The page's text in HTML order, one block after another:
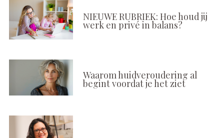
NIEUWE RUBRIEK: Hoe houd jij
werk en privé in balans?
Waarom huidveroudering al
begint voordat je het ziet